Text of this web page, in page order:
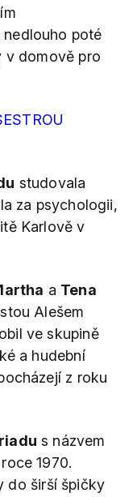
poté
v domově pro
studovala
za psychologii,
Karlově v
a Tena
Alešem
ve skupině
a hudební
z roku
s názvem
1970.
do širší špičky